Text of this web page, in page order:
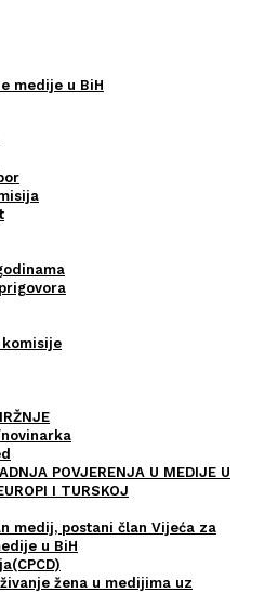
medije u BiH
POVJERENJA U MEDIJE U
I TURSKOJ
medij, postani član Vijeća za
u BiH
žena u medijima uz